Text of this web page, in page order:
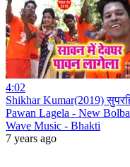
4:02
Shikhar Kumar(2019)
Pawan Lagela - New
Wave Music - Bhakti
7 years ago